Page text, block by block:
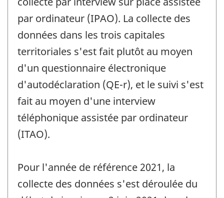
par ordinateur (IPAO). La collecte des
données dans les trois capitales
territoriales s'est fait plutôt au moyen
d'un questionnaire électronique
d'autodéclaration (QE-r), et le suivi s'est
fait au moyen d'une interview
téléphonique assistée par ordinateur
(ITAO).
Pour l'année de référence 2021, la
collecte des données s'est déroulée du